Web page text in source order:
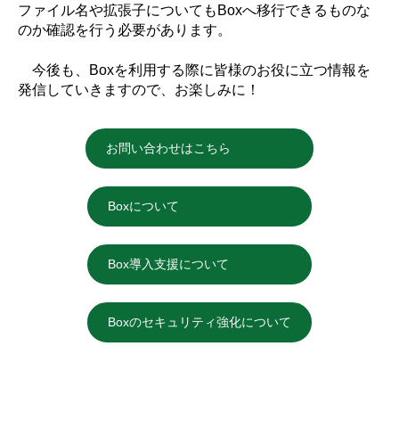
ファイル名や拡張子についてもBoxへ移行できるものな
のか確認を行う必要があります。
今後も、Boxを利用する際に皆様のお役に立つ情報を
発信していきますので、お楽しみに！
お問い合わせはこちら
Boxについて
Box導入支援について
Boxのセキュリティ強化について